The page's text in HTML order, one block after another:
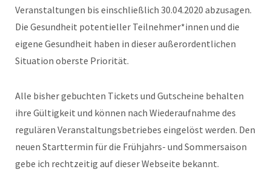
Veranstaltungen bis einschließlich 30.04.2020 abzusagen.
Die Gesundheit potentieller Teilnehmer*innen und die
eigene Gesundheit haben in dieser außerordentlichen
Situation oberste Priorität.
Alle bisher gebuchten Tickets und Gutscheine behalten
ihre Gültigkeit und können nach Wiederaufnahme des
regulären Veranstaltungsbetriebes eingelöst werden. Den
neuen Starttermin für die Frühjahrs- und Sommersaison
gebe ich rechtzeitig auf dieser Webseite bekannt.